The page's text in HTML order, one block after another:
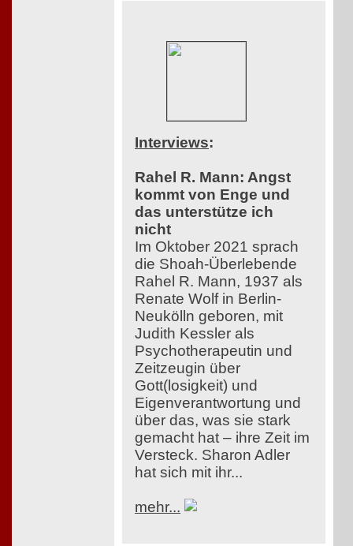
Interviews:
Rahel R. Mann: Angst
kommt von Enge und
das unterstütze ich
nicht
Im Oktober 2021 sprach
die Shoah-Überlebende
Rahel R. Mann, 1937 als
Renate Wolf in Berlin-
Neukölln geboren, mit
Judith Kessler als
Psychotherapeutin und
Zeitzeugin über
Gott(losigkeit) und
Eigenverantwortung und
über das, was sie stark
gemacht hat – ihre Zeit im
Versteck. Sharon Adler
hat sich mit ihr...
mehr...